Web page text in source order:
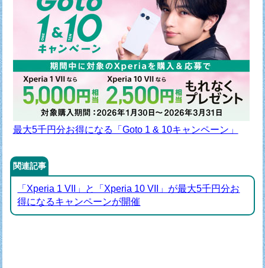
最大5千円分お得になる「Goto 1 & 10キャンペーン」
関連記事
「Xperia 1 VII」と「Xperia 10 VII」が最大5千円分お
得になるキャンペーンが開催